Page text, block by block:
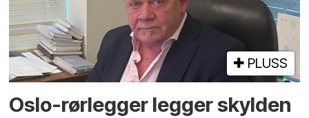
PLUSS
Oslo-rørlegger legger skylden